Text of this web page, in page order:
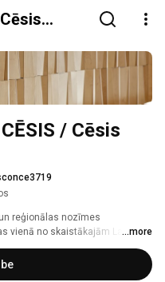
/ Cēsis
reģionālas nozīmes
vienā no skaistākajām Latvijas
sajust gan Hanzas savienības
radošu garu. Kopš atklāšanas
aktīva kultūras dzīve – augsti
...more